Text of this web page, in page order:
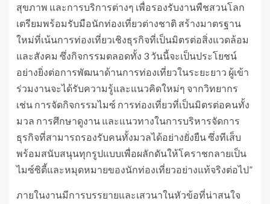
สุขภาพ และการบริการต่างๆ เพื่อรองรับงานพืชสวนโลก
เตรียมพร้อมรับมือนักท่องเที่ยวต่างชาติ สร้างมาตรฐาน
ใหม่ที่เน้นการท่องเที่ยวเชิงธุรกิจที่เป็นมิตรต่อสิ่งแวดล้อม
และสังคม ซึ่งกิจกรรมตลอดทั้ง 3 วันนี้จะเป็นประโยชน์
อย่างยิ่งต่อการพัฒนาด้านการท่องเที่ยวในระยะยาว ผู้เข้า
ร่วมงานจะได้รับความรู้และแนวคิดใหม่ๆ จากวิทยากร
เช่น การจัดกิจกรรมไมซ์ การท่องเที่ยวที่เป็นมิตรต่อคนทั้ง
มวล การศึกษาดูงาน และแนวทางในการบริหารจัดการ
ธุรกิจที่สามารถรองรับคนทั้งมวลได้อย่างยั่งยืน ซึ่งทีเส็บ
พร้อมสนับสนุนทุกรูปแบบเพื่อผลักดันให้โคราชกลายเป็น
ไมซ์ซิตี้และหมุดหมายของนักท่องเที่ยวอย่างแท้จริงต่อไป”
ภายในงานมีการบรรยายและเสวนาในหัวข้อที่น่าสนใจ